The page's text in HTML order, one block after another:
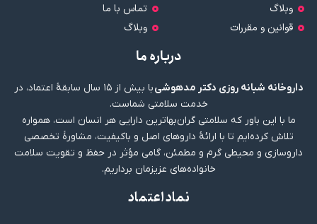
وبلاگ
قوانین و مقررات
تماس با ما
وبلاگ
درباره ما
داروخانه شبانه روزی دکتر مدهوشی
با بیش از ۱۵ سال سابقهٔ اعتماد، در
خدمت سلامتی شماست.
ما با این باور که سلامتی گران‌بهاترین دارایی هر انسان است، همواره
تلاش کرده‌ایم تا با ارائهٔ داروهای اصل و باکیفیت، مشاورهٔ تخصصی
داروسازی و محیطی گرم و مطمئن، گامی مؤثر در حفظ و تقویت سلامت
خانواده‌های عزیزمان برداریم.
نماد اعتماد